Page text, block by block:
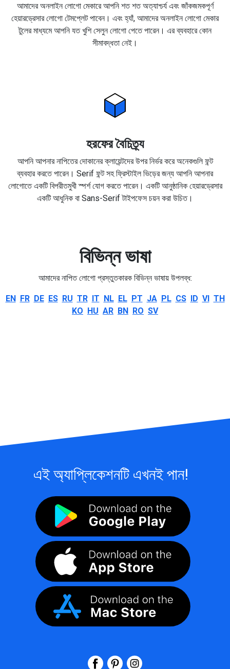
আমাদের অনলাইন লোগো মেকারে আপনি শত শত অত্যাশ্চর্য এবং জাঁকজমকপূর্ণ
হেয়ারড্রেসার লোগো টেমপ্লেট পাবেন। এবং হ্যাঁ, আমাদের অনলাইন লোগো মেকার
টুলের মাধ্যমে আপনি যত খুশি সেলুন লোগো পেতে পারেন। এর ব্যবহারে কোন
সীমাবদ্ধতা নেই।
হরফের বৈচিত্র্য
আপনি আপনার নাপিতের দোকানের ক্লায়েন্টদের উপর নির্ভর করে অনেকগুলি ফন্ট
ব্যবহার করতে পারেন। Serif ফন্ট সহ ফ্রিস্টাইল ভিড়ের জন্য আপনি আপনার
লোগোতে একটি বিপরীতমুখী স্পর্শ যোগ করতে পারেন। একটি আনুষ্ঠানিক হেয়ারড্রেসার
একটি আধুনিক বা Sans-Serif টাইপফেস চয়ন করা উচিত।
বিভিন্ন ভাষা
আমাদের নাপিত লোগো প্রস্তুতকারক বিভিন্ন ভাষায় উপলব্ধ:
EN FR DE ES RU TR IT NL EL PT JA PL CS ID VI TH
KO HU AR BN RO SV
এই অ্যাপ্লিকেশনটি এখনই পান!